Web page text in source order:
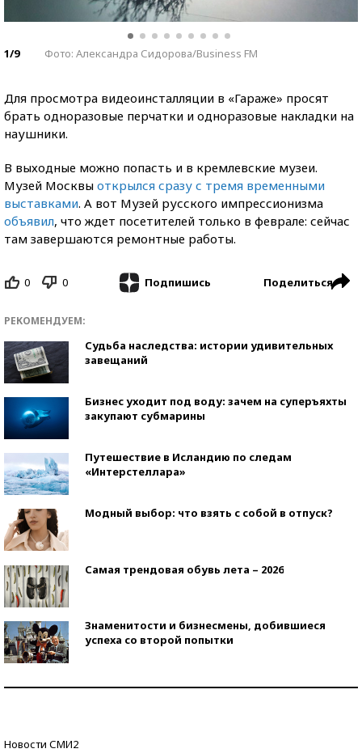
1/9 Фото: Александра Сидорова/Business FM
Для просмотра видеоинсталляции в «Гараже» просят
брать одноразовые перчатки и одноразовые накладки на
наушники.
В выходные можно попасть и в кремлевские музеи.
Музей Москвы открылся сразу с тремя временными
выставками. А вот Музей русского импрессионизма
объявил, что ждет посетителей только в феврале: сейчас
там завершаются ремонтные работы.
0 0 Подпишись Поделиться
РЕКОМЕНДУЕМ:
Судьба наследства: истории удивительных
завещаний
Бизнес уходит под воду: зачем на суперъяхты
закупают субмарины
Путешествие в Исландию по следам
«Интерстеллара»
Модный выбор: что взять с собой в отпуск?
Самая трендовая обувь лета – 2026
Знаменитости и бизнесмены, добившиеся
успеха со второй попытки
Новости СМИ2